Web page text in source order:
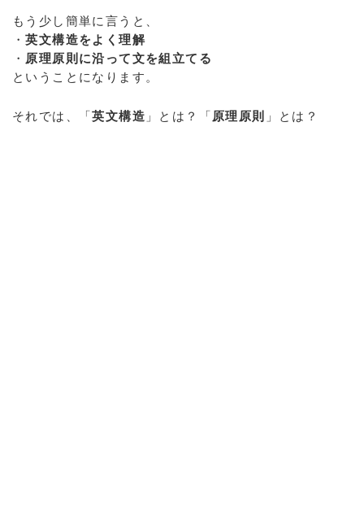
もう少し簡単に言うと、
・英文構造をよく理解
・ 原理原則に沿って文を組立てる
ということになります。
それでは、「英文構造 」とは？「 原理原則 」とは？